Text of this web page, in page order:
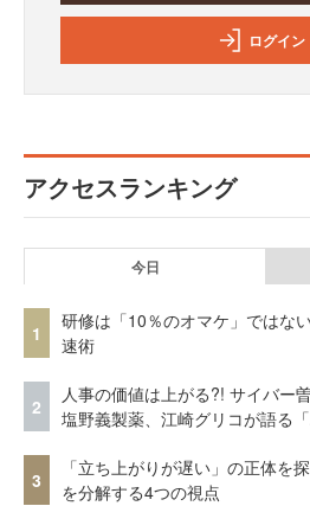
ログイン
アクセスランキング
今日
1
研修は「10％のオマケ」では
速術
2
人事の価値は上がる?! サイバー
塩野義製薬、江崎グリコが語る「
3
「立ち上がりが遅い」の正体
を分解する4つの視点